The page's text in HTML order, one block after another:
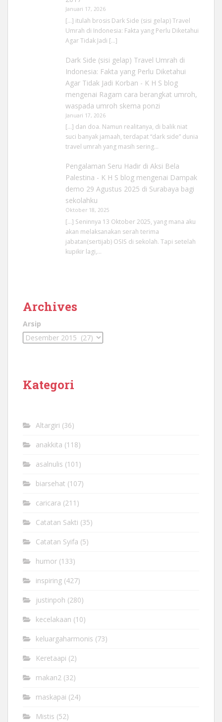
Januari 17, 2026
[…] itulah brosis Dark Side (sisi gelap) Travel
Umrah di Indonesia: Fakta yang Perlu Diketahui
Agar Tidak Jadi […]
Dark Side (sisi gelap) Travel Umrah di
Indonesia: Fakta yang Perlu Diketahui
Agar Tidak Jadi Korban - K H S blog
mengenai Ragam cara berangkat umroh,
waspada umroh skema ponzi
Januari 17, 2026
[…] dan doa. Namun realitanya, di balik niat
suci banyak jamaah, terdapat “dark side” dunia
travel umrah yang masih sering…
Pengalaman Seru Hadir di Aksi Bela
Palestina - K H S blogmengenai Dampak
demo 29 Agustus 2025 di Surabaya bagi
sekolahku
Oktober 18, 2025
[…] Seninnya 13 Oktober 2025, yang mana aku
akan melaksanakan serah terima
jabatan(sertijab) OSIS di sekolah. Tapi setelah
kupikir lagi,…
Archives
Arsip
Kategori
Altargiri (36)
anakkita (118)
asalnulis (101)
biarsehat (107)
caricara (211)
Catatan Sakti (35)
Catatan Syifa (5)
humor (133)
inspiring (427)
justinpoh (280)
kecelakaan (10)
keluargaharmonis (73)
Keretaapi (2)
makan2 (32)
maskapai (24)
Mistis (52)